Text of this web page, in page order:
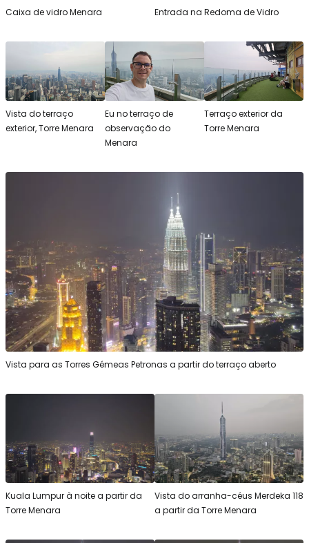
Caixa de vidro Menara Entrada na Redoma de Vidro
Vista do terraço
exterior, Torre Menara
Eu no terraço de
observação do
Menara
Terraço exterior da
Torre Menara
Vista para as Torres Gémeas Petronas a partir do terraço aberto
Kuala Lumpur à noite a partir da
Torre Menara
Vista do arranha-céus Merdeka 118
a partir da Torre Menara